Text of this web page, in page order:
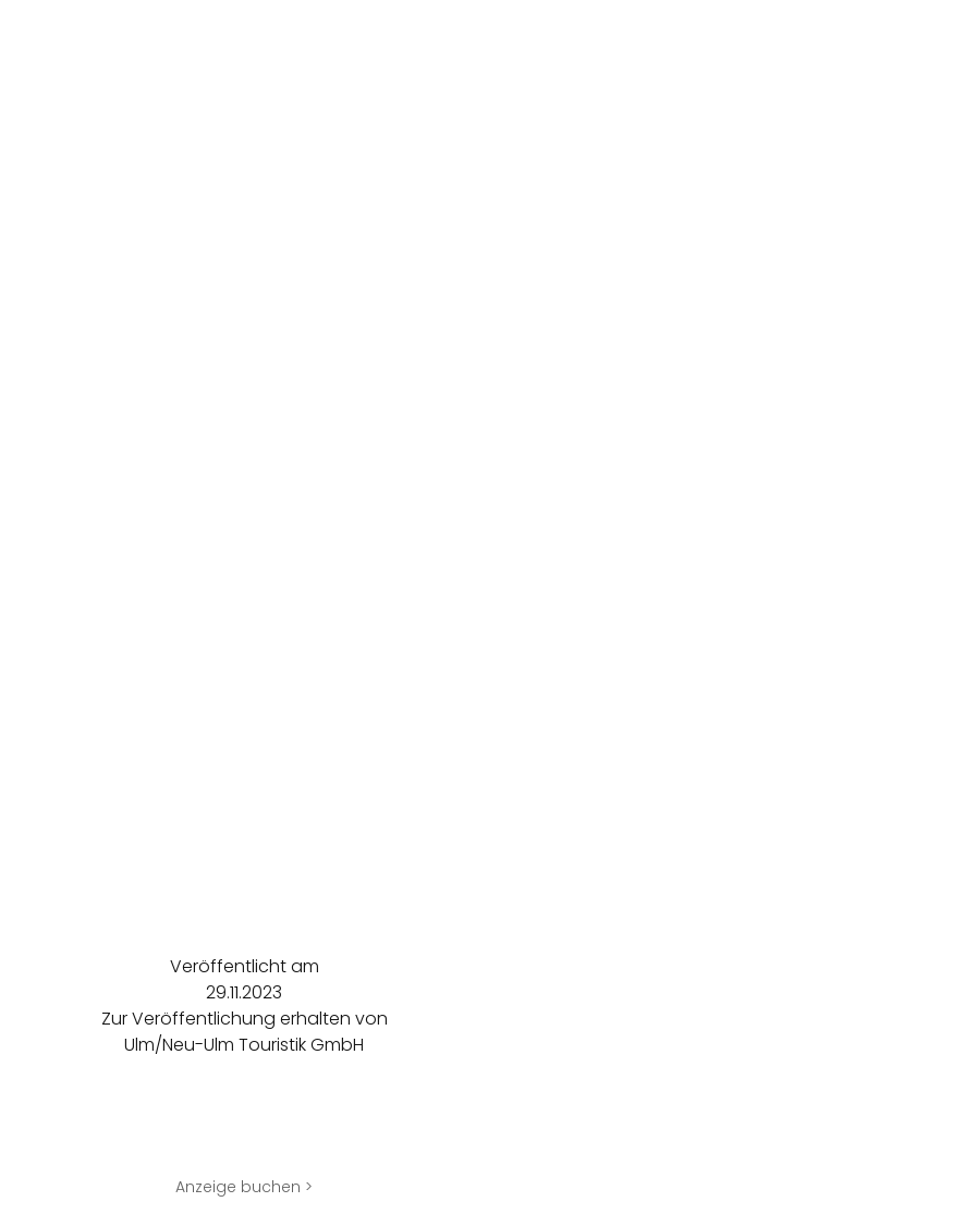
Veröffentlicht am
29.11.2023
Zur Veröffentlichung erhalten von
Ulm/Neu-Ulm Touristik GmbH
Anzeige buchen >